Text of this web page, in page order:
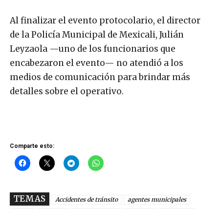
Al finalizar el evento protocolario, el director
de la Policía Municipal de Mexicali, Julián
Leyzaola —uno de los funcionarios que
encabezaron el evento— no atendió a los
medios de comunicación para brindar más
detalles sobre el operativo.
Comparte esto:
TEMAS Accidentes de tránsito
agentes municipales